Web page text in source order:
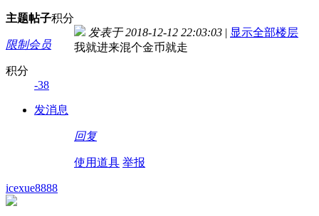
主题帖子积分
限制会员
积分
-38
发消息
发表于 2018-12-12 22:03:03 | 显示全部楼层
我就进来混个金币就走
回复
使用道具 举报
icexue8888